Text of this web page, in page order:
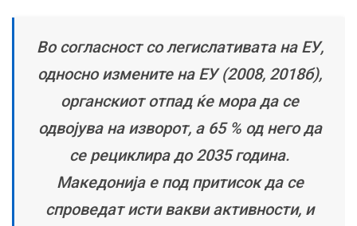
Во согласност со легислативата на ЕУ,
односно измените на ЕУ (2008, 2018б),
органскиот отпад ќе мора да се
одвојува на изворот, а 65 % од него да
се рециклира до 2035 година.
Македонија е под притисок да се
спроведат исти вакви активности, и